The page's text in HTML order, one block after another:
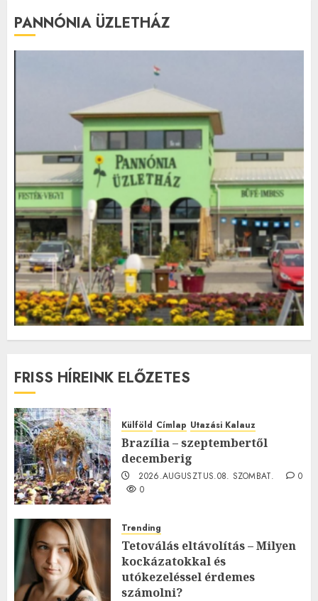
PANNÓNIA ÜZLETHÁZ
FRISS HÍREINK ELŐZETES
Külföld Címlap Utazási Kalauz
Brazília – szeptembertől
decemberig
2026.AUGUSZTUS.08. SZOMBAT.
0
0
Trending
Tetoválás eltávolítás – Milyen
kockázatokkal és
utókezeléssel érdemes
számolni?